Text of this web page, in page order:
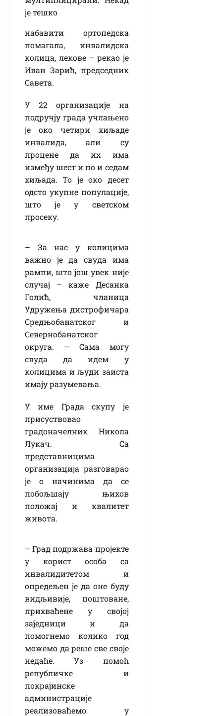
је тешко
набавити ортопедска
помагала, инвалидска
колица, лекове – рекао је
Иван Зарић, председник
Савета.
У 22 организације на
подручју града учлањено
је око четири хиљаде
инвалида, али су
процене да их има
између шест и по и седам
хиљада. То је око десет
одсто укупне популације,
што је у светском
просеку.
– За нас у колицима
важно је да свуда има
рампи, што још увек није
случај – каже Десанка
Голић, чланица
Удружења дистрофичара
Средњобанатског и
Севернобанатског
округа. – Сама могу
свуда да идем у
колицима и људи заиста
имају разумевања.
У име Града скупу је
присуствовао
градоначелник Никола
Лукач. Са
представницима
организација разговарао
је о начинима да се
побољшају њихов
положај и квалитет
живота.
– Град подржава пројекте
у корист особа са
инвалидитетом и
опредељен је да оне буду
видљивије, поштоване,
прихваћене у својој
заједници и да
помогнемо колико год
можемо да реше све своје
недаће. Уз помоћ
републичке и
покрајинске
администрације
реализоваћемо у